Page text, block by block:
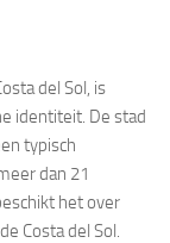
del Sol, is
identiteit. De stad
typisch
dan 21
het over
Costa del Sol.